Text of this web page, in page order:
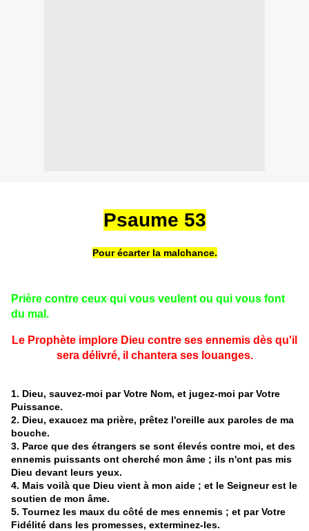
Psaume 53
Pour écarter la malchance.
Prière contre ceux qui vous veulent ou qui vous font
du mal.
Le Prophète implore Dieu contre ses ennemis dès qu'il
sera délivré, il chantera ses louanges.
1. Dieu, sauvez-moi par Votre Nom, et jugez-moi par Votre
Puissance.
2. Dieu, exaucez ma prière, prêtez l'oreille aux paroles de ma
bouche.
3. Parce que des étrangers se sont élevés contre moi, et des
ennemis puissants ont cherché mon âme ; ils n'ont pas mis
Dieu devant leurs yeux.
4. Mais voilà que Dieu vient à mon aide ; et le Seigneur est le
soutien de mon âme.
5. Tournez les maux du côté de mes ennemis ; et par Votre
Fidélité dans les promesses, exterminez-les.